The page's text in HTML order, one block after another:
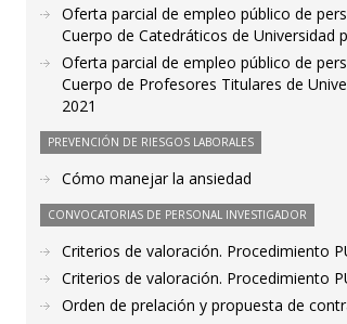
Oferta parcial de empleo público de
Cuerpo de Catedráticos de Universidad
Oferta parcial de empleo público de
Cuerpo de Profesores Titulares de
2021
PREVENCIÓN DE RIESGOS LABORALES
Cómo manejar la ansiedad
CONVOCATORIAS DE PERSONAL INVESTIGADOR
Criterios de valoración. Procedimiento
Criterios de valoración. Procedimiento
Orden de prelación y propuesta de